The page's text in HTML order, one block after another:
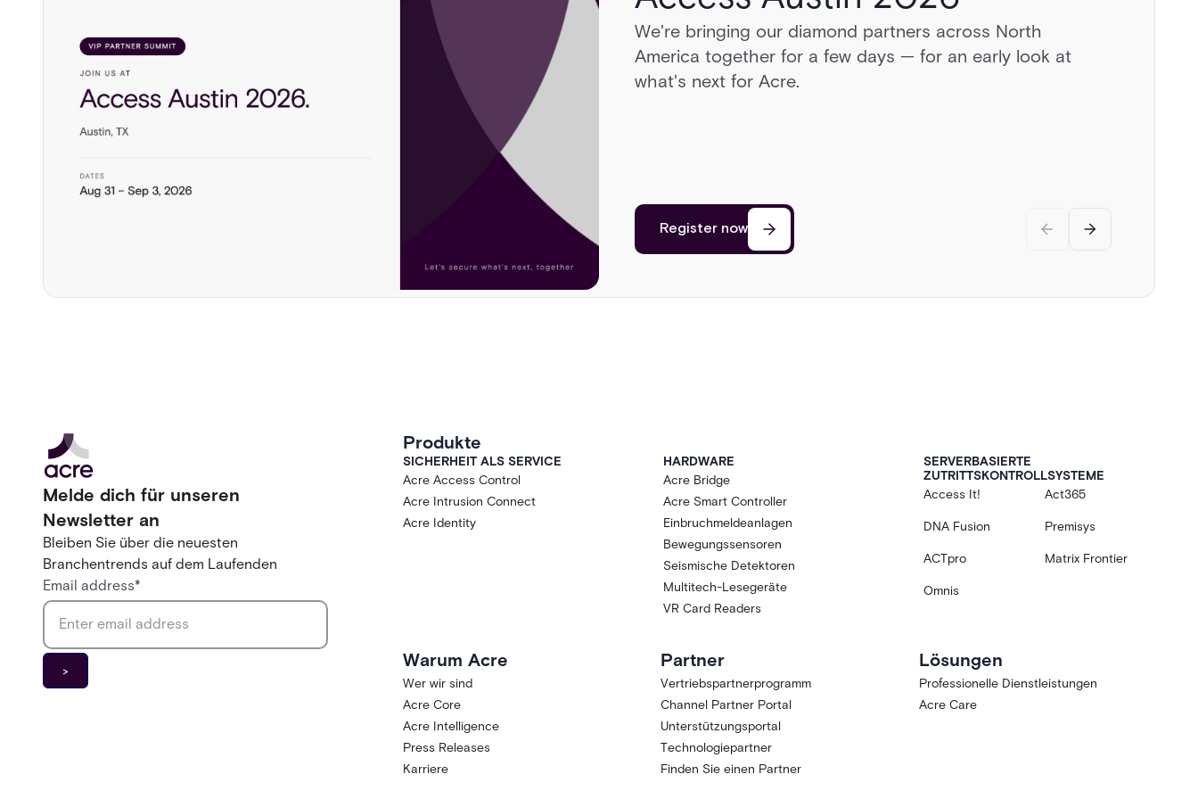
We're bringing our diamond partners across North
America together for a few days — for an early look at
what's next for Acre.
Register now
Head to Sonoma for a day behind the wheel of exotic
cars, a race on a private airstrip, and discussions on the
cutting edge of security.
Register now
Melde dich für unseren
Newsletter an
Bleiben Sie über die neuesten
Branchentrends auf dem Laufenden
Email address*
Produkte
SICHERHEIT ALS SERVICE
Acre Access Control
Acre Intrusion Connect
Acre Identity
HARDWARE
Acre Bridge
Acre Smart Controller
Einbruchmeldeanlagen
Bewegungssensoren
Seismische Detektoren
Multitech-Lesegeräte
VR Card Readers
SERVERBASIERTE
ZUTRITTSKONTROLLSYSTEME
Access It!
Act365
DNA Fusion Premisys
ACTpro Matrix Frontier
Omnis
Warum Acre
Wer wir sind
Acre Core
Acre Intelligence
Press Releases
Karriere
Partner
Vertriebspartnerprogramm
Channel Partner Portal
Unterstützungsportal
Technologiepartner
Finden Sie einen Partner
Lösungen
Professionelle Dienstleistungen
Acre Care